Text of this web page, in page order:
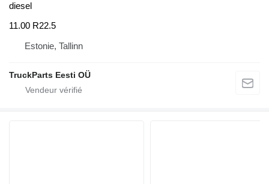
diesel
11.00 R22.5
Estonie, Tallinn
TruckParts Eesti OÜ